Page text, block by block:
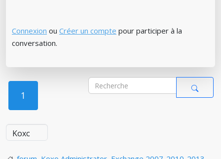
Connexion ou Créer un compte pour participer à la
conversation.
1